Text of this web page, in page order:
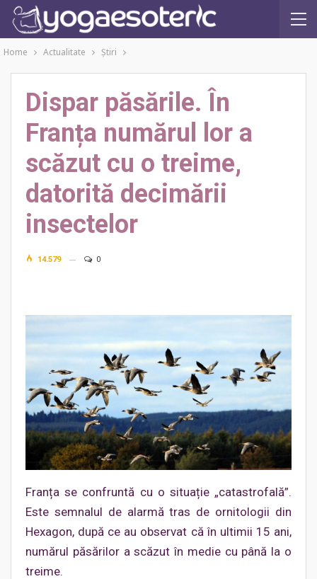
Home Actualitate Ştiri
Dispar păsările. În
Franța numărul lor a
scăzut cu o treime,
datorită decimării
insectelor
14.579 0
Franța se confruntă cu o situație „catastrofală”.
Este semnalul de alarmă tras de ornitologii din
Hexagon, după ce au observat că în ultimii 15 ani,
numărul păsărilor a scăzut în medie cu până la o
treime.